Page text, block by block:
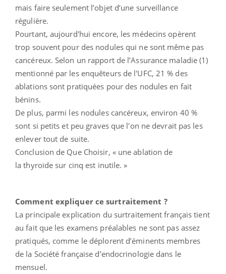
mais faire seulement l’objet d’une surveillance
régulière.
Pourtant, aujourd'hui encore, les médecins opèrent
trop souvent pour des nodules qui ne sont même pas
cancéreux. Selon un rapport de l’Assurance maladie (1)
mentionné par les enquêteurs de l'UFC, 21 % des
ablations sont pratiquées pour des nodules en fait
bénins.
De plus, parmi les nodules cancéreux, environ 40 %
sont si petits et peu graves que l'on ne devrait pas les
enlever tout de suite.
Conclusion de Que Choisir, « une ablation de
la thyroïde sur cinq est inutile. »
Comment expliquer ce surtraitement ?
La principale explication du surtraitement français tient
au fait que les examens préalables ne sont pas assez
pratiqués, comme le déplorent d’éminents membres
de la Société française d’endocrinologie dans le
mensuel.